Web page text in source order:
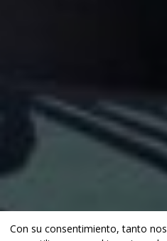
Con su consentimiento, tanto